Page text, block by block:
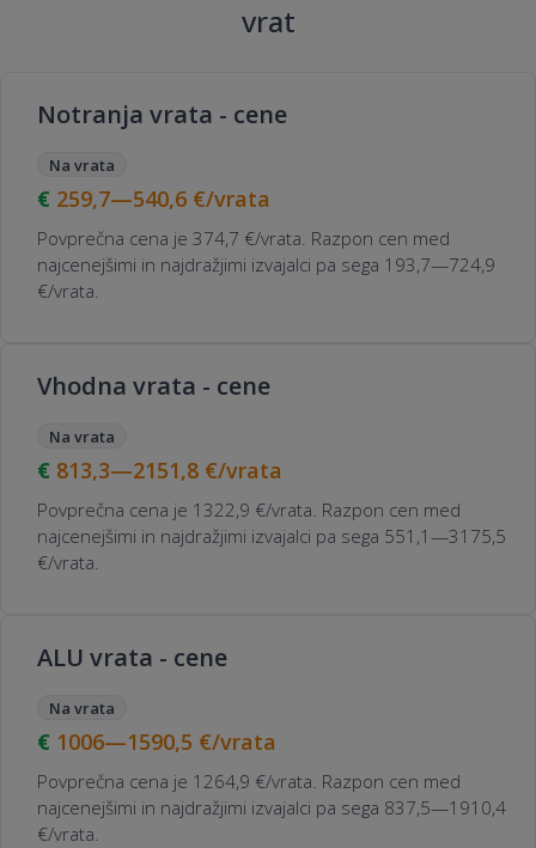
vrat
Notranja vrata - cene
Na vrata
259,7—540,6 €/vrata
Povprečna cena je 374,7 €/vrata. Razpon cen med
najcenejšimi in najdražjimi izvajalci pa sega 193,7—724,9
€/vrata.
Vhodna vrata - cene
Na vrata
813,3—2151,8 €/vrata
Povprečna cena je 1322,9 €/vrata. Razpon cen med
najcenejšimi in najdražjimi izvajalci pa sega 551,1—3175,5
€/vrata.
ALU vrata - cene
Na vrata
1006—1590,5 €/vrata
Povprečna cena je 1264,9 €/vrata. Razpon cen med
najcenejšimi in najdražjimi izvajalci pa sega 837,5—1910,4
€/vrata.